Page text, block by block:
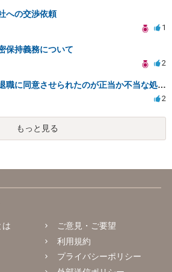
への交渉依頼
1
保持義務について
2
会社からの諭旨退職に同意させられたのが正当か不当な処分かどうか教えてほしい
2
もっと見る
は
ご意見・ご要望
利用規約
プライバシーポリシー